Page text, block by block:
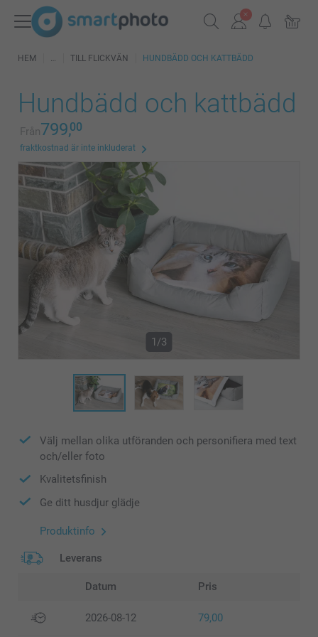
HEM TILL FLICKVÄN HUNDBÄDD OCH KATTBÄDD
Hundbädd och kattbädd
Från799,00
fraktkostnad är inte inkluderat
1/3
Välj mellan olika utföranden och personifiera med text
och/eller foto
Kvalitetsfinish
Ge ditt husdjur glädje
Produktinfo
Leverans
Datum Pris
2026-08-12 79,00